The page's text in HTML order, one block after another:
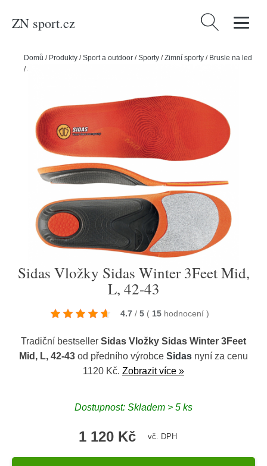
ZN sport.cz Vyhledávání
Domů / Produkty /Sport a outdoor /Sporty /Zimní sporty / Brusle na led
/Sidas Vložky Sidas Winter 3Feet Mid, L, 42-43
Sidas Vložky Sidas Winter 3Feet Mid,
L, 42-43
4.7 / 5 ( 15 hodnocení )
Tradiční bestseller Sidas Vložky Sidas Winter 3Feet
Mid, L, 42-43 od předního výrobce Sidas nyní za cenu
1120 Kč. Zobrazit více »
Dostupnost: Skladem > 5 ks
1 120 Kč vč. DPH